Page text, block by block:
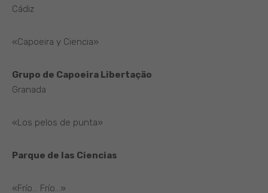
Cádiz
«Capoeira y Ciencia»
Grupo de Capoeira Libertaçäo
Granada
«Los pelos de punta»
Parque de las Ciencias
«Frío… Frío…»